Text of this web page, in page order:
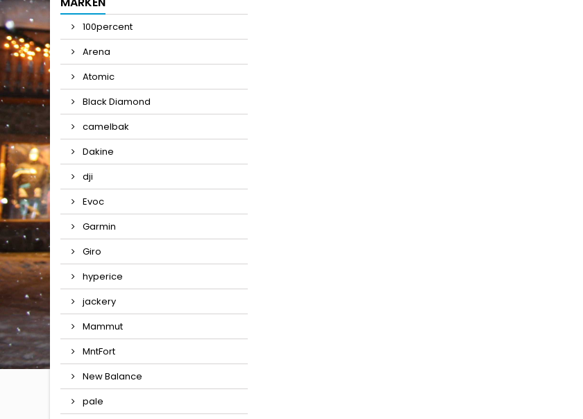
100percent
Arena
Atomic
Black Diamond
camelbak
Dakine
dji
Evoc
Garmin
Giro
hyperice
jackery
Mammut
MntFort
New Balance
pale